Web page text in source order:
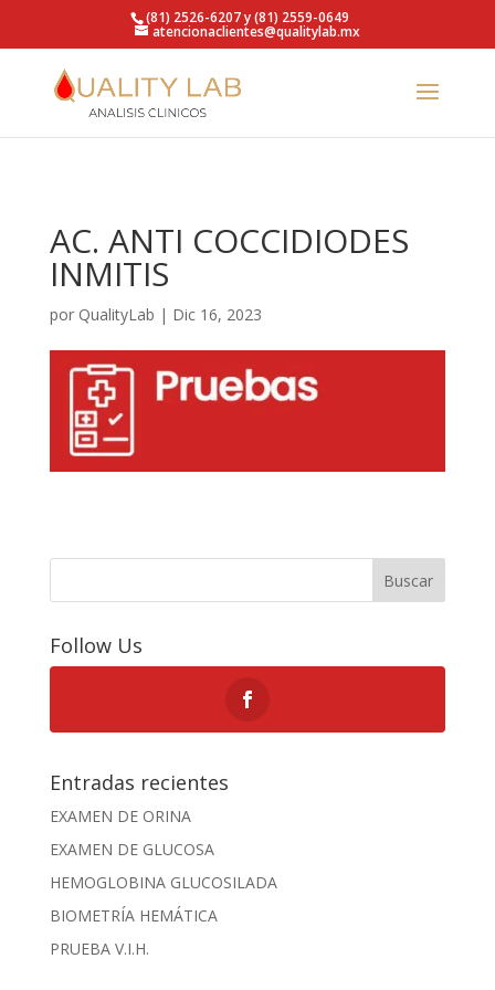
https://qualitylab.mx/(81) 2526-6207 y (81) 2559-0649
atencionaclientes@qualitylab.mx
AC. ANTI COCCIDIODES
INMITIS
por QualityLab | Dic 16, 2023
Buscar
Follow Us
Entradas recientes
EXAMEN DE ORINA
EXAMEN DE GLUCOSA
HEMOGLOBINA GLUCOSILADA
BIOMETRÍA HEMÁTICA
PRUEBA V.I.H.